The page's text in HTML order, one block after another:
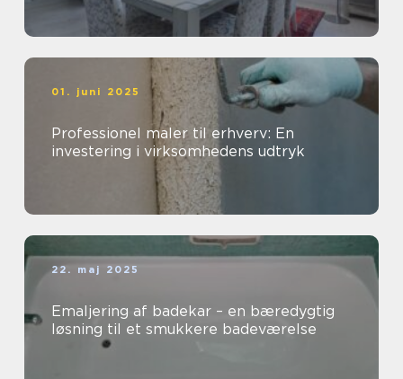
01. juni 2025
Professionel maler til erhverv: En
investering i virksomhedens udtryk
22. maj 2025
Emaljering af badekar – en bæredygtig
løsning til et smukkere badeværelse